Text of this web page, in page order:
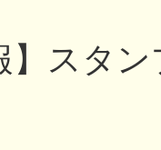
】スタ